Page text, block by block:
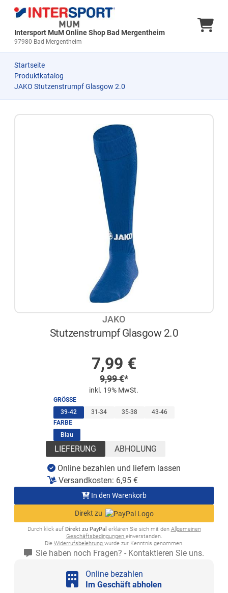
Intersport MuM Online Shop Bad Mergentheim
97980 Bad Mergentheim
Startseite
Produktkatalog
JAKO Stutzenstrumpf Glasgow 2.0
JAKO
Stutzenstrumpf Glasgow 2.0
Sonderpreis
7,99 €
Regulärer Preis
9,99€*
inkl. 19% MwSt.
GRÖSSE
39-42 (ausgewählt)
31-34 35-38
43-46
FARBE
Blau
LIEFERUNG ABHOLUNG
Online bezahlen und liefern lassen
Versandkosten: 6,95 €
In den Warenkorb
Direkt zu
Durch klick auf Direkt zu PayPal erklären Sie sich mit den Allgemeinen
Geschäftsbedingungen einverstanden.
Die Widerrufsbelehrung wurde zur Kenntnis genommen.
Sie haben noch Fragen? - Kontaktieren Sie uns.
Online bezahlen
Im Geschäft abholen